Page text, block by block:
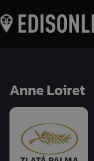
Anne Loiret